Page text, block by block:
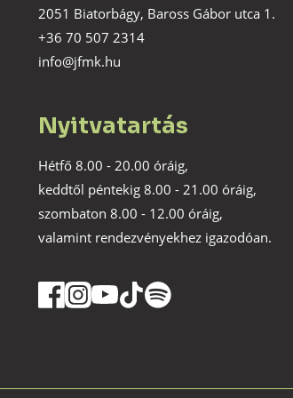
2051 Biatorbágy, Baross Gábor utca 1.
+36 70 507 2314
info@jfmk.hu
Nyitvatartás
Hétfő 8.00 - 20.00 óráig,
keddtől péntekig 8.00 - 21.00 óráig,
szombaton 8.00 - 12.00 óráig,
valamint rendezvényekhez igazodóan.